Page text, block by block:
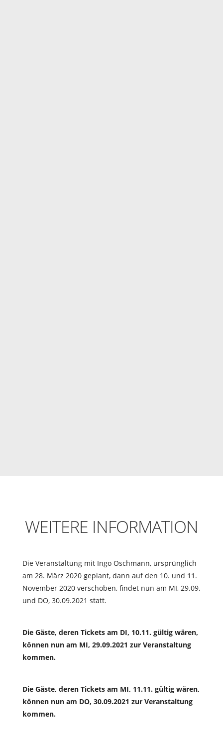
WEITERE INFORMATION
Die Veranstaltung mit Ingo Oschmann, ursprünglich
am 28. März 2020 geplant, dann auf den 10. und 11.
November 2020 verschoben, findet nun am MI, 29.09.
und DO, 30.09.2021 statt.
Die Gäste, deren Tickets am DI, 10.11. gültig wären,
können nun am MI, 29.09.2021 zur Veranstaltung
kommen.
Die Gäste, deren Tickets am MI, 11.11. gültig wären,
können nun am DO, 30.09.2021 zur Veranstaltung
kommen.